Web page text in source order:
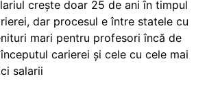
crește doar 25 de ani în timpul
dar procesul e între statele cu
mari pentru profesori încă de
carierei și cele cu cele mai
salarii